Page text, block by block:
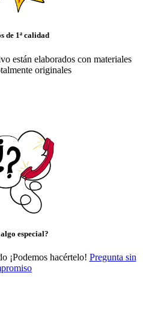
de 1ª calidad
están elaborados con materiales
originales
especial?
¡Podemos hacértelo! Pregunta sin